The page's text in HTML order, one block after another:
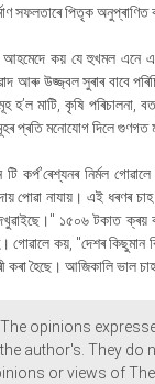
সফলতাৰে পিতৃক অনুপ্ৰাণিত
কয় যে হুখমল এনে
আৰু উজ্জ্বল সুৰাৰ বাবে
মাটি, কৃষি পৰিচালনা,
প্ৰতি মনোযোগ দিলে গুণগত
কৰ্প’ৰেশ্যনৰ নিৰ্মল
পোৱা নাযায়। এই ধৰণৰ চাহ
১৫০৬ টকাত ক্ৰয়
গোৱালে কয়, "দেশৰ কিছুমান
কৰা হৈছে। আজিকালি ভাল
The opinions
author's. They do
or views of